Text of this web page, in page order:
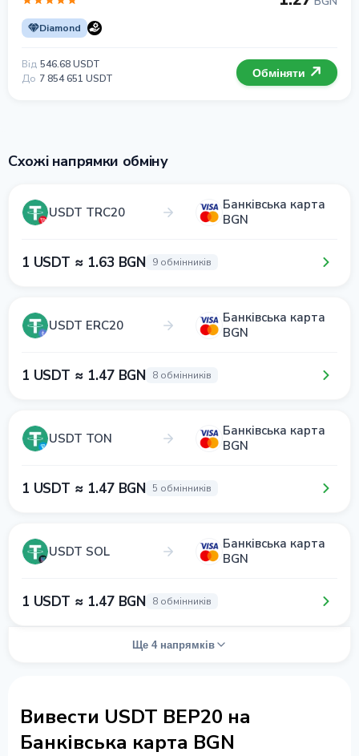
Diamond
Від 546.68 USDT
До 7 854 651 USDT Обміняти
Схожі напрямки обміну
USDT TRC20
Банківська карта
BGN
1 USDT ≈ 1.63 BGN 9 обмінників
USDT ERC20
Банківська карта
BGN
1 USDT ≈ 1.47 BGN 8 обмінників
USDT TON
Банківська карта
BGN
1 USDT ≈ 1.47 BGN 5 обмінників
USDT SOL
Банківська карта
BGN
1 USDT ≈ 1.47 BGN 8 обмінників
Ще 4 напрямків
Вивести USDT BEP20 на
Банківська карта BGN